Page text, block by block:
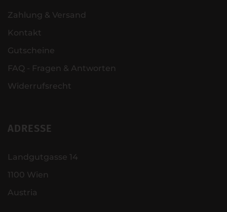
Zahlung & Versand
Kontakt
Gutscheine
FAQ - Fragen & Antworten
Widerrufsrecht
ADRESSE
Landgutgasse 14
1100 Wien
Austria